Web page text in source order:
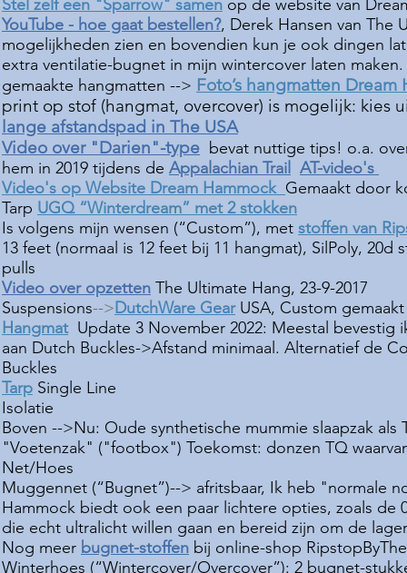
Stel zelf een "Sparrow" samen op de website van
YouTube - hoe gaat bestellen?, Derek Hansen van The
mogelijkheden zien en bovendien kun je ook dingen
extra ventilatie-bugnet in mijn wintercover laten
gemaakte hangmatten --> Foto’s hangmatten Dream
print op stof (hangmat, overcover) is mogelijk: kies
lange afstandspad in The USA
Video over "Darien"-type bevat nuttige tips! o.a.
hem in 2019 tijdens de Appalachian Trail
AT-video's
Video's op Website Dream Hammock Gemaakt door
Tarp UGQ “Winterdream” met 2 stokken
Is volgens mijn wensen (“Custom”), met stoffen van
13 feet (normaal is 12 feet bij 11 hangmat), SilPoly,
pulls
Video over opzetten The Ultimate Hang​, 23-9-2017
Suspensions-->DutchWare GearUSA, Custom gemaakt
Hangmat Update 3 November 2022: Meestal bevestig
aan Dutch Buckles->Afstand minimaal. Alternatief de
Buckles
Tarp Single Line
Isolatie
Boven -->Nu: Oude synthetische mummie slaapzak
"Voetenzak" ("footbox") Toekomst: donzen TQ
Net/Hoes
Muggennet (“Bugnet”)--> afritsbaar, Ik heb "normale
Hammock biedt ook een paar lichtere opties, zoals de
die echt ultralicht willen gaan en bereid zijn om de
Nog meer bugnet-stoffen bij online-shop
Winterhoes (“Wintercover/Overcover”): 2 bugnet-